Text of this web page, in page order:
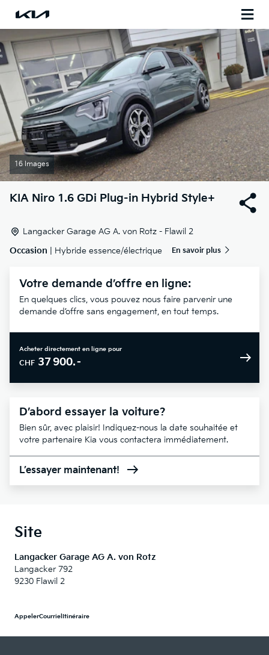
16 Images
KIA Niro 1.6 GDi Plug-in Hybrid Style+
Langacker Garage AG A. von Rotz - Flawil 2
Occasion | Hybride essence/électrique En savoir plus
Votre demande d’offre en ligne:
En quelques clics, vous pouvez nous faire parvenir une
demande d’offre sans engagement, en tout temps.
Acheter directement en ligne pour
CHF 37 900.–
D’abord essayer la voiture?
Bien sûr, avec plaisir! Indiquez-nous la date souhaitée et
votre partenaire Kia vous contactera immédiatement.
L’essayer maintenant!
Site
Langacker Garage AG A. von Rotz
Langacker 792
9230 Flawil 2
AppelerCourriel Itinéraire